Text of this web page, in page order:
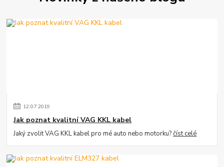
12.07.2019
Jak poznat kvalitní VAG KKL kabel
Jaký zvolit VAG KKL kabel pro mé auto nebo motorku?číst celé